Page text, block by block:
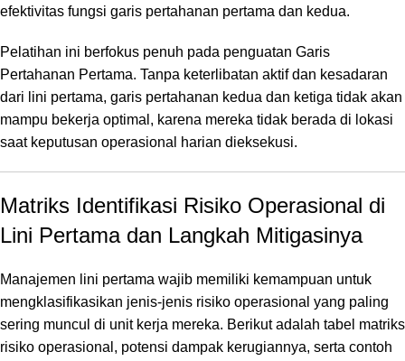
efektivitas fungsi garis pertahanan pertama dan kedua.
Pelatihan ini berfokus penuh pada penguatan Garis
Pertahanan Pertama. Tanpa keterlibatan aktif dan kesadaran
dari lini pertama, garis pertahanan kedua dan ketiga tidak akan
mampu bekerja optimal, karena mereka tidak berada di lokasi
saat keputusan operasional harian dieksekusi.
Matriks Identifikasi Risiko Operasional di
Lini Pertama dan Langkah Mitigasinya
Manajemen lini pertama wajib memiliki kemampuan untuk
mengklasifikasikan jenis-jenis risiko operasional yang paling
sering muncul di unit kerja mereka. Berikut adalah tabel matriks
risiko operasional, potensi dampak kerugiannya, serta contoh